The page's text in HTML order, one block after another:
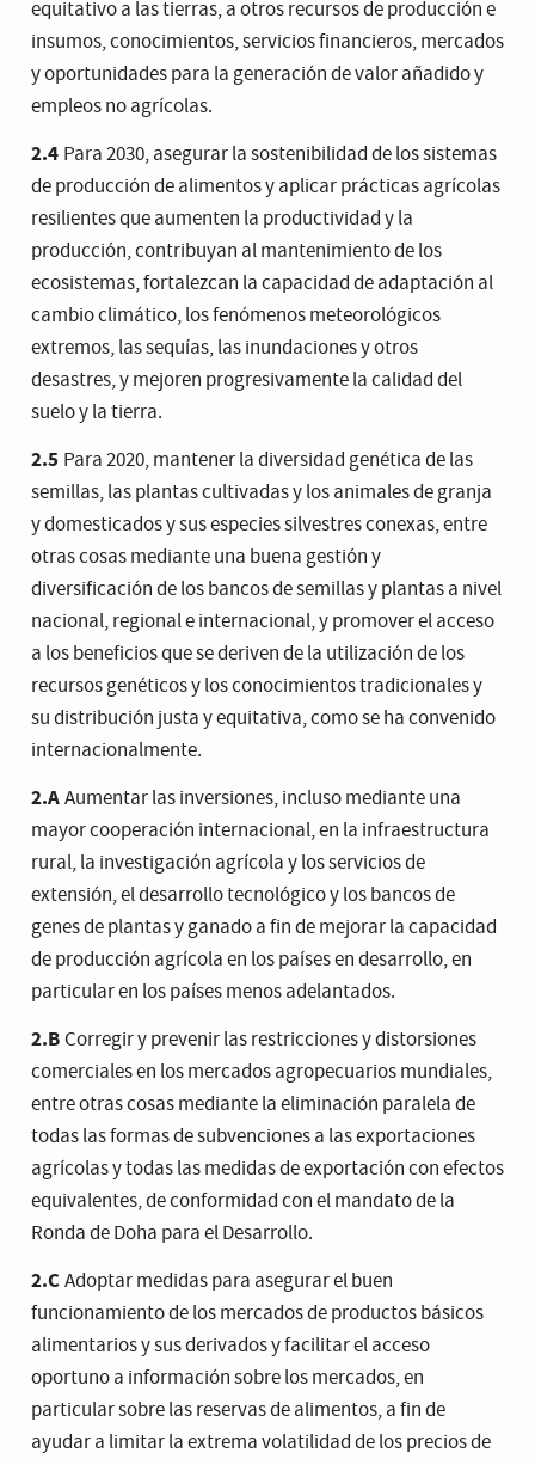
el mundo en 2050. El aumento de la productividad agrícola y
la producción alimentaria sostenible son cruciales para
ayudar a aliviar los riesgos del hambre.
equitativo a las tierras, a otros recursos de producción e
insumos, conocimientos, servicios financieros, mercados
y oportunidades para la generación de valor añadido y
empleos no agrícolas.
2.4 Para 2030, asegurar la sostenibilidad de los sistemas
de producción de alimentos y aplicar prácticas agrícolas
resilientes que aumenten la productividad y la
producción, contribuyan al mantenimiento de los
ecosistemas, fortalezcan la capacidad de adaptación al
cambio climático, los fenómenos meteorológicos
extremos, las sequías, las inundaciones y otros
desastres, y mejoren progresivamente la calidad del
suelo y la tierra.
2.5 Para 2020, mantener la diversidad genética de las
semillas, las plantas cultivadas y los animales de granja
y domesticados y sus especies silvestres conexas, entre
otras cosas mediante una buena gestión y
diversificación de los bancos de semillas y plantas a nivel
nacional, regional e internacional, y promover el acceso
a los beneficios que se deriven de la utilización de los
recursos genéticos y los conocimientos tradicionales y
su distribución justa y equitativa, como se ha convenido
internacionalmente.
2.AAumentar las inversiones, incluso mediante una
mayor cooperación internacional, en la infraestructura
rural, la investigación agrícola y los servicios de
extensión, el desarrollo tecnológico y los bancos de
genes de plantas y ganado a fin de mejorar la capacidad
de producción agrícola en los países en desarrollo, en
particular en los países menos adelantados.
2.BCorregir y prevenir las restricciones y distorsiones
comerciales en los mercados agropecuarios mundiales,
entre otras cosas mediante la eliminación paralela de
todas las formas de subvenciones a las exportaciones
agrícolas y todas las medidas de exportación con efectos
equivalentes, de conformidad con el mandato de la
Ronda de Doha para el Desarrollo.
2.CAdoptar medidas para asegurar el buen
funcionamiento de los mercados de productos básicos
alimentarios y sus derivados y facilitar el acceso
oportuno a información sobre los mercados, en
particular sobre las reservas de alimentos, a fin de
ayudar a limitar la extrema volatilidad de los precios de